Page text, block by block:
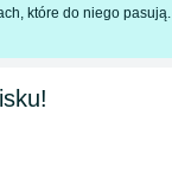
które do niego pasują.